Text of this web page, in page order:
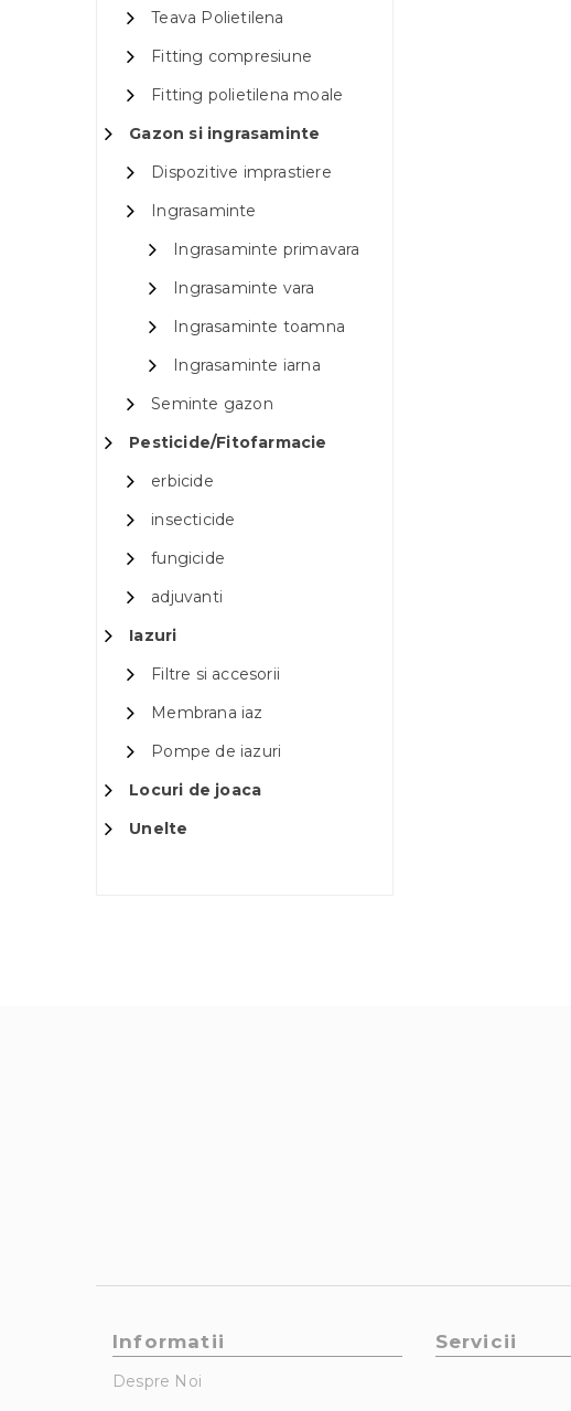
Teava Polietilena
Fitting compresiune
Fitting polietilena moale
Gazon si ingrasaminte
Dispozitive imprastiere
Ingrasaminte
Ingrasaminte primavara
Ingrasaminte vara
Ingrasaminte toamna
Ingrasaminte iarna
Seminte gazon
Pesticide/Fitofarmacie
erbicide
insecticide
fungicide
adjuvanti
Iazuri
Filtre si accesorii
Membrana iaz
Pompe de iazuri
Locuri de joaca
Unelte
Informatii
Despre Noi
Servicii